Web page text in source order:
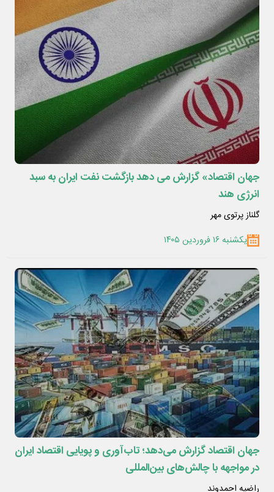
جهان اقتصاد» گزارش می دهد بازگشت نفت ایران به سبد
انرژی هند
گلناز پرتوی مهر
یکشنبه ۱۶ فروردین ۱۴۰۵
جهان اقتصاد گزارش می‌دهد؛ تاب‌آوری و پویایی اقتصاد ایران
در مواجهه با چالش‌های بین‌المللی
راضیه احمدوند